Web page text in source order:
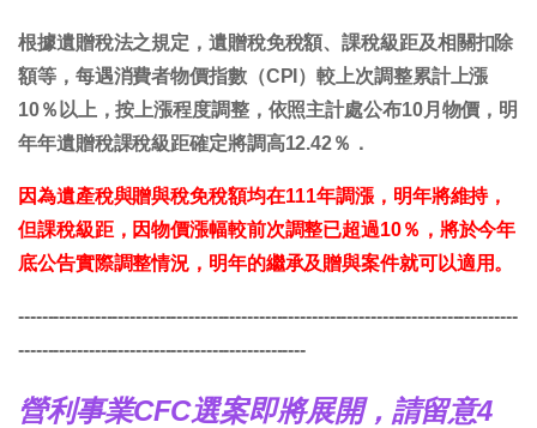
根據遺贈稅法之規定，遺贈稅免稅額、課稅級距及相關扣除
額等，每遇消費者物價指數（CPI）較上次調整累計上漲
10％以上，按上漲程度調整，依照主計處公布10月物價，明
年年遺贈稅課稅級距確定將調高12.42％．
因為遺產稅與贈與稅免稅額均在111年調漲，明年將維持，
但課稅級距，因物價漲幅較前次調整已超過10％，將於今年
底公告實際調整情況，明年的繼承及贈與案件就可以適用。
-------------------------------------------------------------------------------------
-------------------------------------------------
營利事業CFC選案即將展開，請留意4